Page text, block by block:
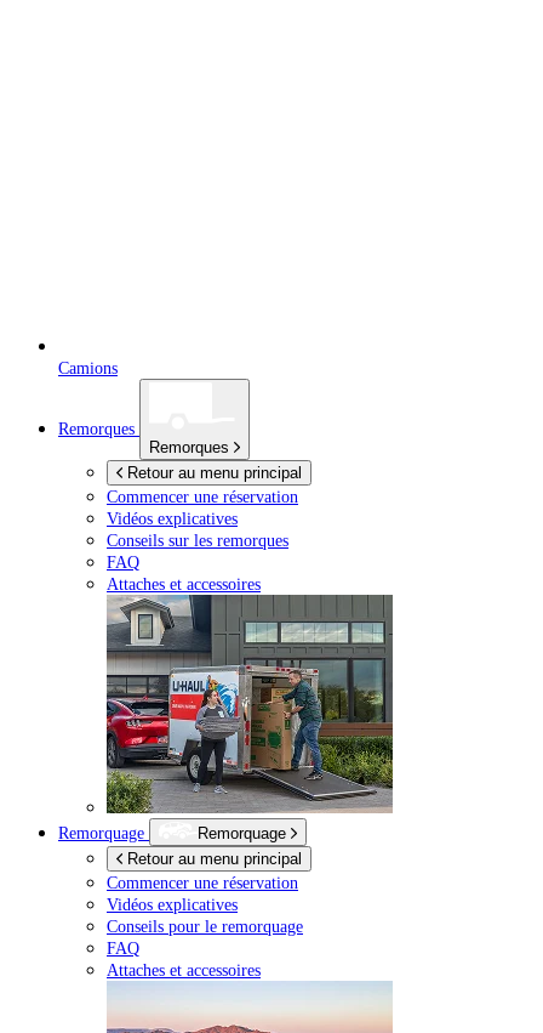
Camions
Remorques
Remorques
Retour au menu principal
Commencer une réservation
Vidéos explicatives
Conseils sur les remorques
FAQ
Attaches et accessoires
Remorquage
Remorquage
Retour au menu principal
Commencer une réservation
Vidéos explicatives
Conseils pour le remorquage
FAQ
Attaches et accessoires